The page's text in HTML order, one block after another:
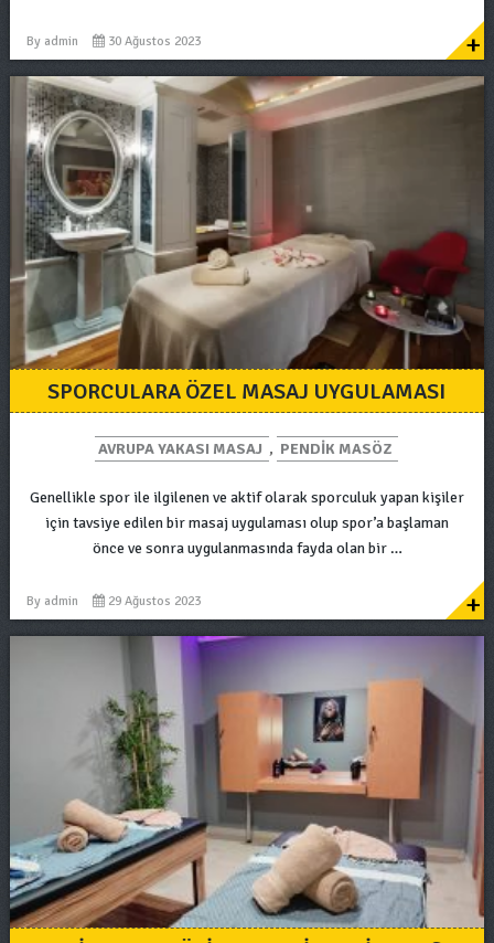
By admin 30 Ağustos 2023 +
SPORCULARA ÖZEL MASAJ UYGULAMASI
AVRUPA YAKASI MASAJ , PENDIK MASÖZ
Genellikle spor ile ilgilenen ve aktif olarak sporculuk yapan kişiler
için tavsiye edilen bir masaj uygulaması olup spor’a başlaman
önce ve sonra uygulanmasında fayda olan bir …
By admin 29 Ağustos 2023 +